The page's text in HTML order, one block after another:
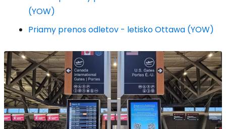
(YOW)
Priamy prenos odletov - letisko Ottawa (YOW)